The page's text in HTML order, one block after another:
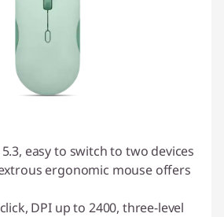
easy to switch to two devices
ergonomic mouse offers
DPI up to 2400, three-level